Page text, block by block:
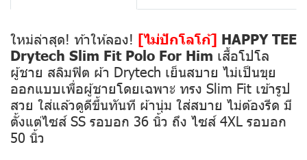
ใหม่ล่าสุด! ท้าให้ลอง! [ไม่ปักโลโก้] HAPPY TEE
Drytech Slim Fit Polo For Him เสื้อโปโล
ผู้ชาย สลิมฟิต ผ้า Drytech เย็นสบาย ไม่เป็นขุย
ออกแบบเพื่อผู้ชายโดยเฉพาะ ทรง Slim Fit เข้ารูป
สวย ใส่แล้วดูดีขึ้นทันที ผ้านุ่ม ใส่สบาย ไม่ต้องรีด มี
ตั้งแต่ไซส์ SS รอบอก 36 นิ้ว ถึง ไซส์ 4XL รอบอก
50 นิ้ว